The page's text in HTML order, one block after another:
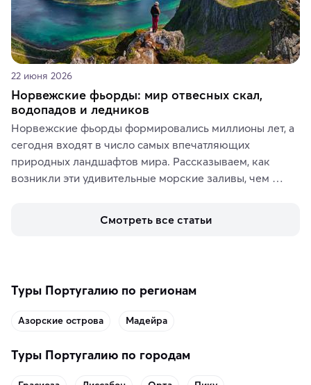
22 июня 2026
Норвежские фьорды: мир отвесных скал,
водопадов и ледников
Норвежские фьорды формировались миллионы лет, а
сегодня входят в число самых впечатляющих
природных ландшафтов мира. Рассказываем, как
возникли эти удивительные морские заливы, чем
включить в маршрут по Норвегии.
Смотреть все статьи
Туры Португалию по регионам
Азорские острова Мадейра
Туры Португалию по городам